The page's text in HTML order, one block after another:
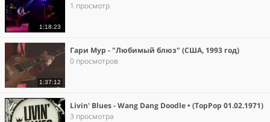
1:18:23
1 просмотр
1:37:12
Гари Мур - "Любимый блюз" (США, 1993 год)
0 просмотров
Livin' Blues - Wang Dang Doodle • (TopPop 01.02.1971)
3 просмотра